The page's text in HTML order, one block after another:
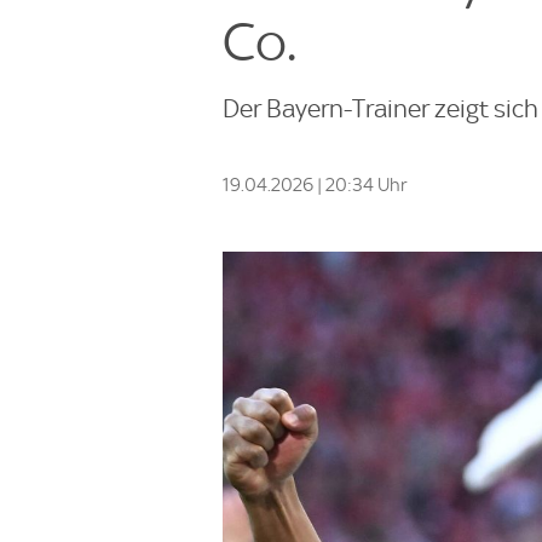
Co.
Der Bayern-Trainer zeigt
19.04.2026 | 20:34 Uhr